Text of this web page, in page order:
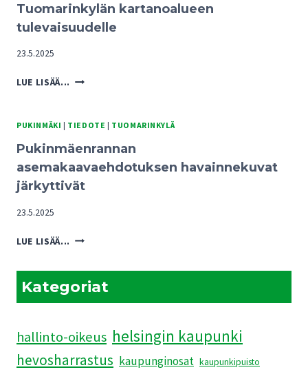
Tuomarinkylän kartanoalueen
tulevaisuudelle
23.5.2025
LUE LISÄÄ... PUKINMÄENRANNAN
TUOMARINKYLÄN
TULEVAISUUDELLE
PUKINMÄKI | TIEDOTE | TUOMARINKYLÄ
Pukinmäenrannan
asemakaavaehdotuksen havainnekuvat
järkyttivät
23.5.2025
LUE LISÄÄ... PUKINMÄENRANNAN
JÄRKYTTIVÄT
Kategoriat
hallinto-oikeus helsingin kaupunki
hevosharrastus kaupunginosat kaupunkipuisto